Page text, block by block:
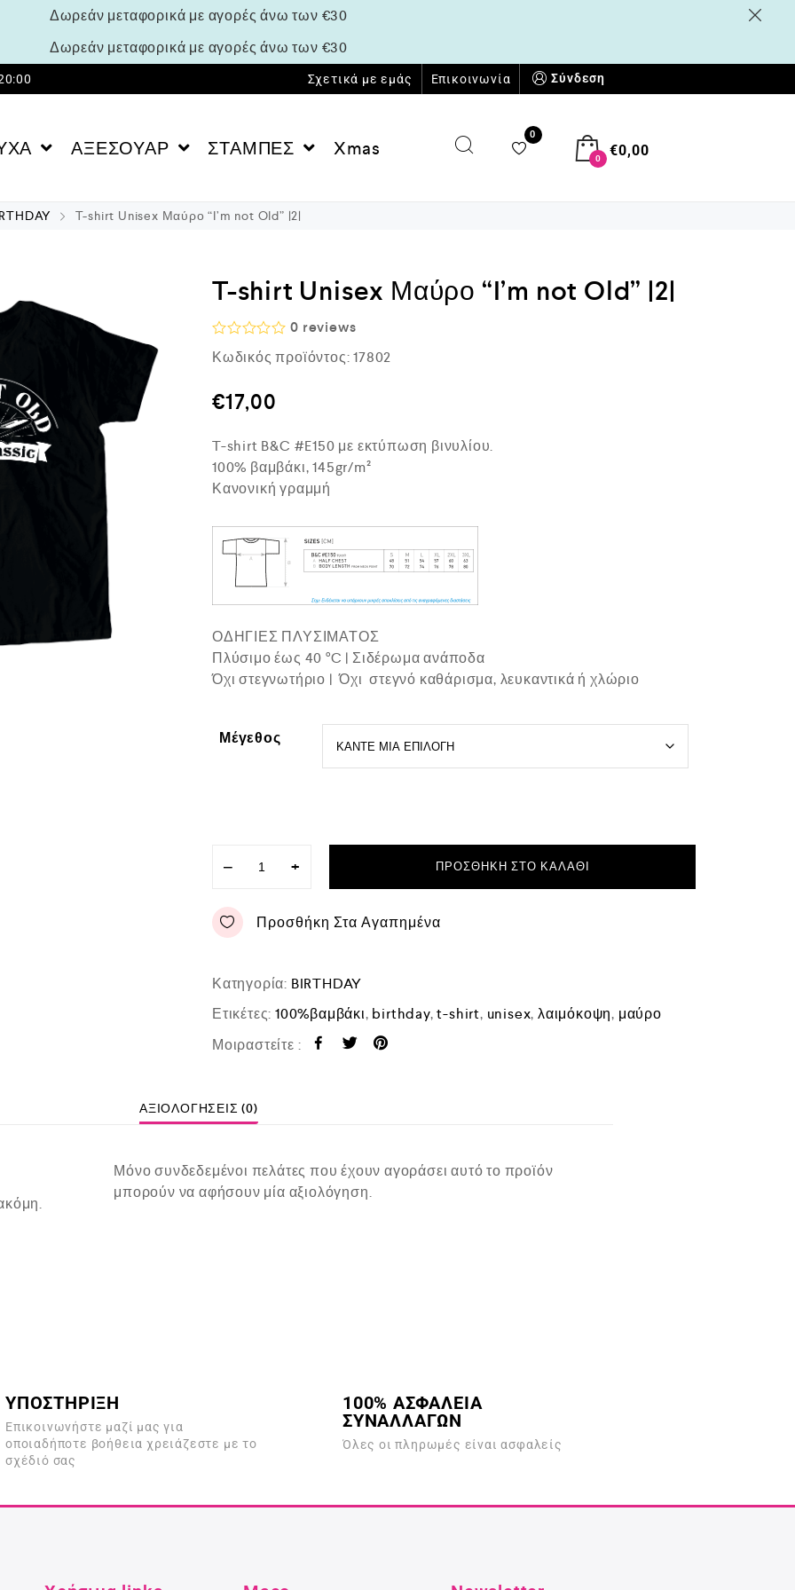
Δωρεάν μεταφορικά με αγορές άνω των €30
Δωρεάν μεταφορικά με αγορές άνω των €30
Σχετικά με εμάς Επικοινωνία Σύνδεση
ΑΞΕΣΟΥΑΡ ΣΤΑΜΠΕΣ Xmas
0
0 €0,00
T-shirt Unisex Μαύρο “I’m not Old” |2|
T-shirt Unisex Μαύρο “I’m not Old” |2|
Β
α
μ
ο
γ
ή
θ
η
0 reviews
Κωδικός προϊόντος: 17802
€17,00
T-shirt B&C #E150 με εκτύπωση βινυλίου.
100% βαμβάκι, 145gr/m²
Κανονική γραμμή
ΟΔΗΓΙΕΣ ΠΛΥΣΙΜΑΤΟΣ
Πλύσιμο έως 40 °C | Σιδέρωμα ανάποδα
Όχι στεγνωτήριο | Όχι στεγνό καθάρισμα, λευκαντικά ή χλώριο
Μέγεθος
− + ΠΡΟΣΘΉΚΗ ΣΤΟ ΚΑΛΆΘΙ
Προσθήκη Στα Αγαπημένα
Κατηγορία: BIRTHDAY
Ετικέτες: 100%βαμβάκι, birthday,t-shirt, unisex,λαιμόκοψη, μαύρο
Μοιραστείτε :
ΑΞΙΟΛΟΓΉΣΕΙΣ (0)
Μόνο συνδεδεμένοι πελάτες που έχουν αγοράσει αυτό το προϊόν
μπορούν να αφήσουν μία αξιολόγηση.
ΥΠΟΣΤΗΡΙΞΗ
Επικοινωνήστε μαζί μας για
οποιαδήποτε βοήθεια χρειάζεστε με το
σχέδιό σας
100% ΑΣΦΑΛΕΙΑ
ΣΥΝΑΛΛΑΓΩΝ
Όλες οι πληρωμές είναι ασφαλείς